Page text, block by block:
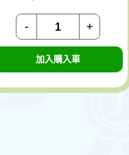
+
-
加入購入車